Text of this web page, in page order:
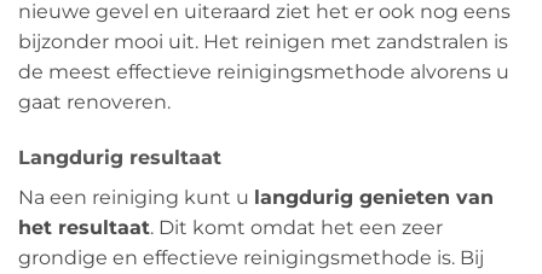
nieuwe gevel en uiteraard ziet het er ook nog eens
bijzonder mooi uit. Het reinigen met zandstralen is
de meest effectieve reinigingsmethode alvorens u
gaat renoveren.
Langdurig resultaat
Na een reiniging kunt u langdurig genieten van
het resultaat. Dit komt omdat het een zeer
grondige en effectieve reinigingsmethode is. Bij